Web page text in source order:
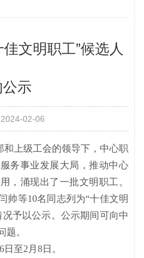
文明职工”候选人
公示
02-06
上级工会的领导下，中心职
务事业发展大局，推动中心
，涌现出了一批文明职工。
帅等10名同志列为“十佳文明
予以公示。公示期间可向中
题。
至2月8日。